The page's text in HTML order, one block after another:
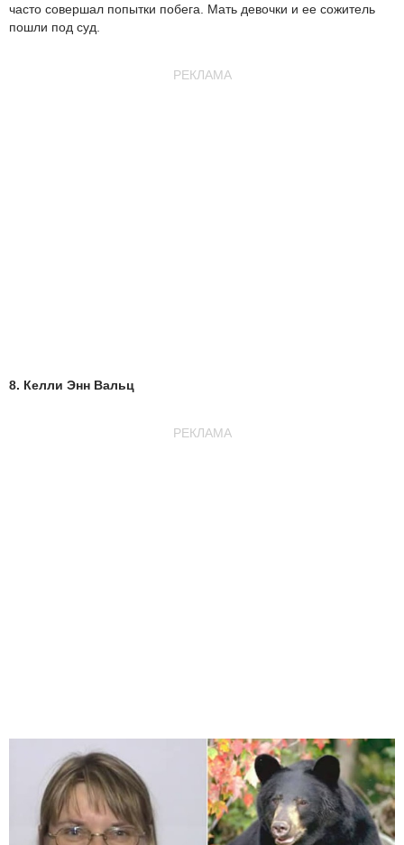
часто совершал попытки побега. Мать девочки и ее сожитель
пошли под суд.
РЕКЛАМА
8. Келли Энн Вальц
РЕКЛАМА